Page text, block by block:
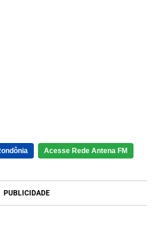
Acesse Rede Antena FM
PUBLICIDADE